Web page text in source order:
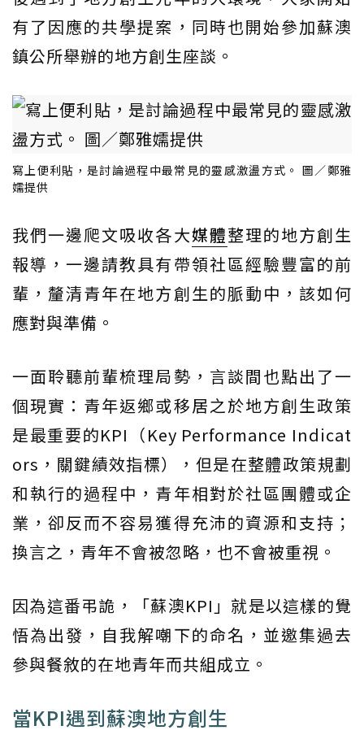
有了因應的共學提案，同時也開始參加蘇澳
鎮公所舉辦的地方創生座談。
寫上便利貼，是討論過程中最常見的靈感激盪方式。 圖／鄭雅
嬬提供
我們一邊爬文吸收各大媒體整理的地方創生
報導，一邊請教具有帶領社區經驗豐富的前
輩，釐清青年在地方創生的脈動中，該如何
應對與準備。
一面聆聽前輩梳理局勢，言談間也點出了一
個現實：青年返鄉或移居之於地方創生政策
是最重要的KPI（Key Performance Indicat
ors，關鍵績效指標），但是在整體政策規劃
和執行的過程中，青年相對於社區團體或企
業，卻反而不容易獲得充沛的資源和支持；
換言之，青年不會被忽略，也不會被重視。
因為這番弔詭，「蘇澳KPI」就是以這樣的覺
悟為出發，自我解嘲下的命名，並邀集過去
參與餐敘的在地青年而共組成立。
當KPI遇到蘇澳地方創生